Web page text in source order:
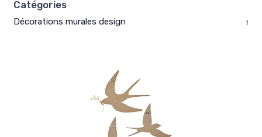
Catégories
Décorations murales design 1